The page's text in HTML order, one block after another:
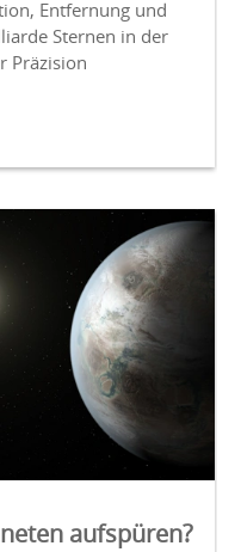
Entfernung und
Sternen in der
Präzision
aufspüren?